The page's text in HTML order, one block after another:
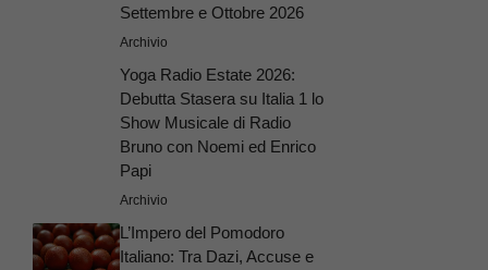
Settembre e Ottobre 2026
Archivio
Yoga Radio Estate 2026:
Debutta Stasera su Italia 1 lo
Show Musicale di Radio
Bruno con Noemi ed Enrico
Papi
Archivio
L’Impero del Pomodoro
Italiano: Tra Dazi, Accuse e